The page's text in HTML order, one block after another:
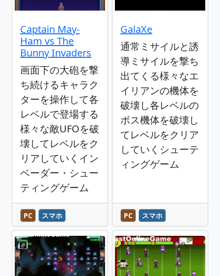
Captain May-
Ham vs The
Bunny Invaders
画面下の大砲を撃
ち続けるキャラク
ターを操作して各
レベルで登場する
様々な敵UFOを破
壊してレベルをク
リアしていくイン
ベーダー・シュー
ティングゲーム
PC スマホ
GalaXe
通常ミサイルと誘
導ミサイルを撃ち
出てくる様々なエ
イリアンの機体を
破壊し各レベルの
ボス機体を破壊し
てレベルをクリア
していくシューテ
ィングゲーム
PC スマホ